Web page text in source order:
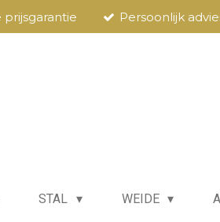
prijsgarantie Persoonlijk
STAL WEIDE